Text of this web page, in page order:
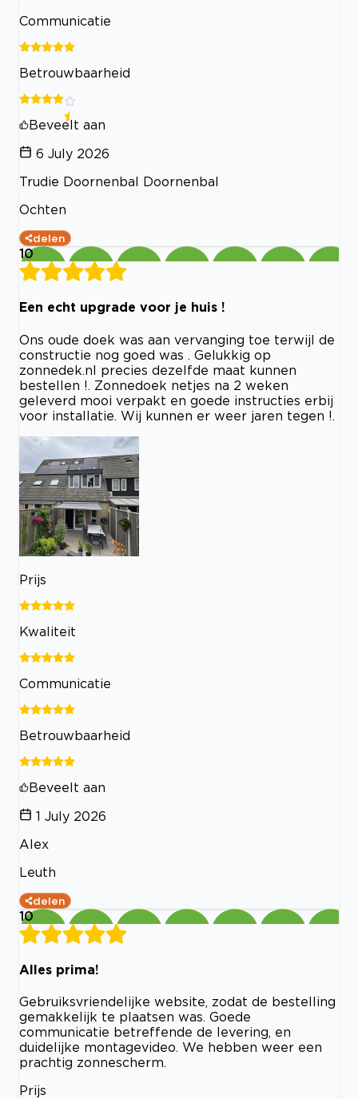
Communicatie
Betrouwbaarheid
Beveelt aan
6 July 2026
Trudie Doornenbal Doornenbal
Ochten
delen
10
Een echt upgrade voor je huis !
Ons oude doek was aan vervanging toe terwijl de
constructie nog goed was . Gelukkig op
zonnedek.nl precies dezelfde maat kunnen
bestellen !. Zonnedoek netjes na 2 weken
geleverd mooi verpakt en goede instructies erbij
voor installatie. Wij kunnen er weer jaren tegen !.
Prijs
Kwaliteit
Communicatie
Betrouwbaarheid
Beveelt aan
1 July 2026
Alex
Leuth
delen
10
Alles prima!
Gebruiksvriendelijke website, zodat de bestelling
gemakkelijk te plaatsen was. Goede
communicatie betreffende de levering, en
duidelijke montagevideo. We hebben weer een
prachtig zonnescherm.
Prijs